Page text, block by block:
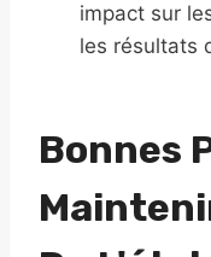
impact sur
les résultats
Bonnes